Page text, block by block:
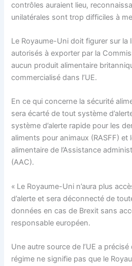
contrôles auraient lieu,
unilatérales sont trop difficiles à
Le Royaume-Uni doit figurer sur la
autorisés à exporter par la
aucun produit alimentaire
commercialisé dans l’UE.
En ce qui concerne la sécurité
sera écarté de tout système
système d’alerte rapide pour les
aliments pour animaux (RASFF) et
alimentaire de l’Assistance
(AAC).
« Le Royaume-Uni n’aura plus
d’alerte et sera déconnecté de
données en cas de Brexit sans
responsable européen.
Une autre source de l’UE a
régime ne signifie pas que le